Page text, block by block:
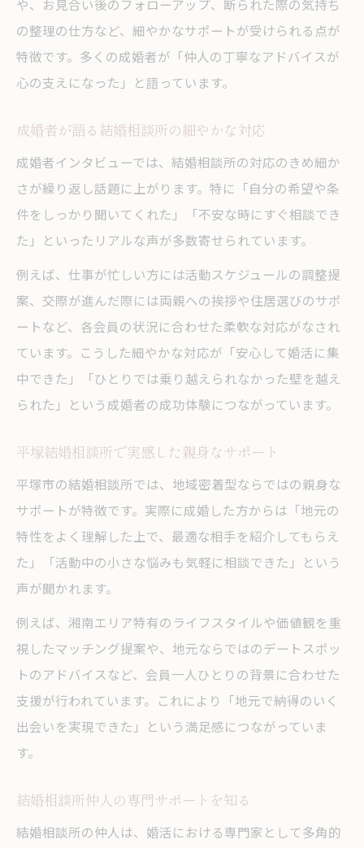
や、お見合い後のフォローアップ、断られた際の気持ち
の整理の仕方など、細やかなサポートが受けられる点が
特徴です。多くの成婚者が「仲人の丁寧なアドバイスが
心の支えになった」と語っています。
成婚者が語る結婚相談所の細やかな対応
成婚者インタビューでは、結婚相談所の対応のきめ細か
さが繰り返し話題に上がります。特に「自分の希望や条
件をしっかり聞いてくれた」「不安な時にすぐ相談でき
た」といったリアルな声が多数寄せられています。
例えば、仕事が忙しい方には活動スケジュールの調整提
案、交際が進んだ際には両親への挨拶や住居選びのサポ
ートなど、各会員の状況に合わせた柔軟な対応がなされ
ています。こうした細やかな対応が「安心して婚活に集
中できた」「ひとりでは乗り越えられなかった壁を越え
られた」という成婚者の成功体験につながっています。
平塚結婚相談所で実感した親身なサポート
平塚市の結婚相談所では、地域密着型ならではの親身な
サポートが特徴です。実際に成婚した方からは「地元の
特性をよく理解した上で、最適な相手を紹介してもらえ
た」「活動中の小さな悩みも気軽に相談できた」という
声が聞かれます。
例えば、湘南エリア特有のライフスタイルや価値観を重
視したマッチング提案や、地元ならではのデートスポッ
トのアドバイスなど、会員一人ひとりの背景に合わせた
支援が行われています。これにより「地元で納得のいく
出会いを実現できた」という満足感につながっていま
す。
結婚相談所仲人の専門サポートを知る
結婚相談所の仲人は、婚活における専門家として多角的